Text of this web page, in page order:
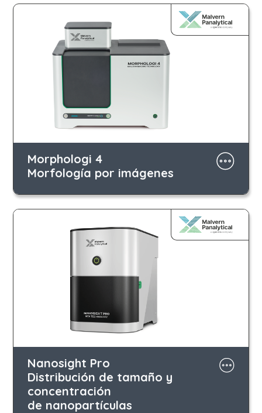
Morphologi 4
Morfología por imágenes
Nanosight Pro
Distribución de tamaño y
concentración
de nanopartículas